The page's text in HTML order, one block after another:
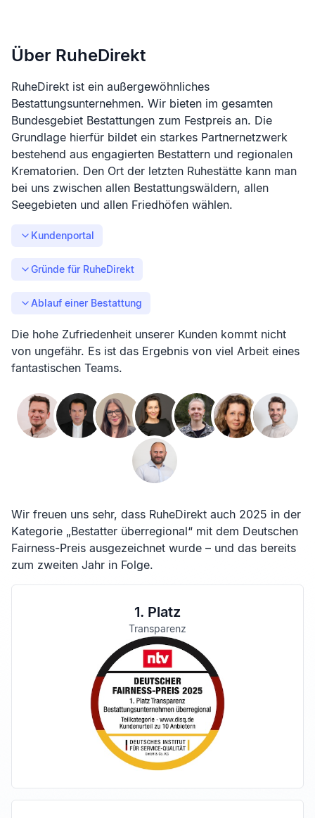
Über RuheDirekt
RuheDirekt ist ein außergewöhnliches
Bestattungsunternehmen. Wir bieten im gesamten
Bundesgebiet Bestattungen zum Festpreis an. Die
Grundlage hierfür bildet ein starkes Partnernetzwerk
bestehend aus engagierten Bestattern und regionalen
Krematorien. Den Ort der letzten Ruhestätte kann man
bei uns zwischen allen Bestattungswäldern, allen
Seegebieten und allen Friedhöfen wählen.
Kundenportal
Gründe für RuheDirekt
Ablauf einer Bestattung
Die hohe Zufriedenheit unserer Kunden kommt nicht
von ungefähr. Es ist das Ergebnis von viel Arbeit eines
fantastischen Teams.
Wir freuen uns sehr, dass RuheDirekt auch 2025 in der
Kategorie „Bestatter überregional“ mit dem Deutschen
Fairness-Preis ausgezeichnet wurde – und das bereits
zum zweiten Jahr in Folge.
1. Platz
Transparenz